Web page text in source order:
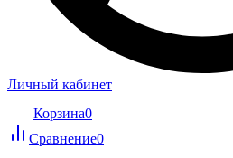
Личный кабинет
Корзина0
Сравнение0